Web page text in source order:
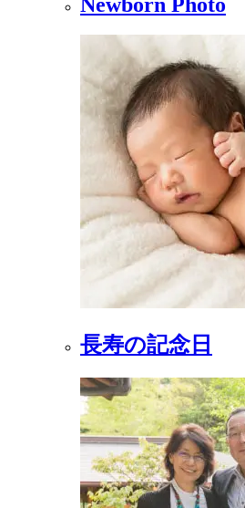
長寿の記念日